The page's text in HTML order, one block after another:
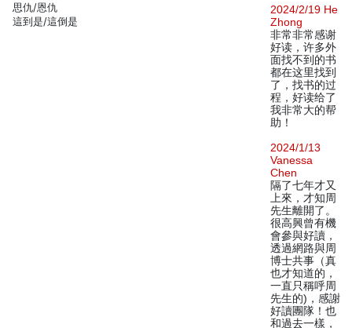
思仇/恩仇
這到是/這倒是
2024/2/19 He
Zhong
非常非常感谢
好读，许多外
面找不到的书
都在这里找到
了，找书的过
程，好读给了
我非常大的帮
助！
2024/1/13
Vanessa
Chen
隔了七年才又
上來，才知周
先生離開了。
很高興曾有機
會參與好讀，
透過網路與周
博士共事（真
也才知道的，
一直只稱呼周
先生的)，感謝
好讀團隊！也
和過去一樣，